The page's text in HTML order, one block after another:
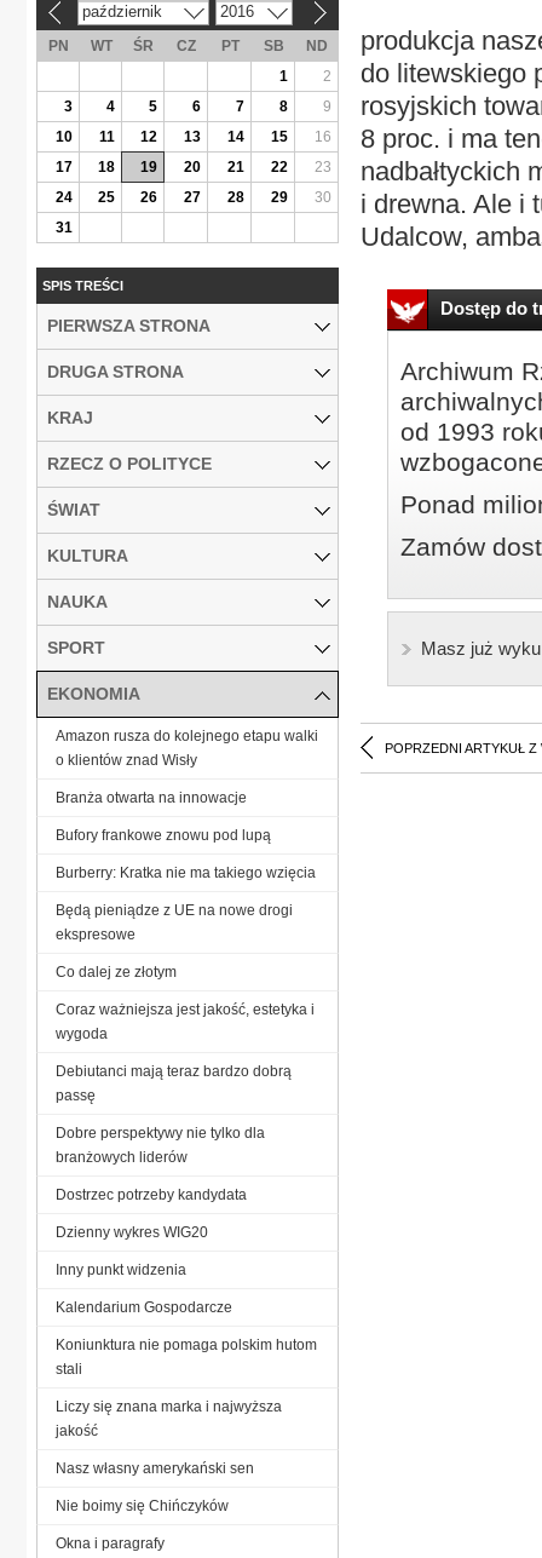
produkcja
do litewskiego
rosyjskich
8 proc. i ma
nadbałtyckich
i drewna. Ale i
Udalcow,
Dostęp do
Archiwum
od 1993
Ponad
Zamów
Masz już
POPRZEDNI ARTYKUŁ Z
październik 2016
PN WT ŚR CZ PT SB
ND
1
2
3
4 5 6 7 8
9
10
11 12 13 14 15
16
17
18 19 20 21 22
23
24
25 26 27 28 29
30
31
SPIS TREŚCI
PIERWSZA STRONA
DRUGA STRONA
KRAJ
RZECZ O POLITYCE
ŚWIAT
KULTURA
NAUKA
SPORT
EKONOMIA
Amazon rusza do kolejnego etapu walki
o klientów znad Wisły
Branża otwarta na innowacje
Bufory frankowe znowu pod lupą
Burberry: Kratka nie ma takiego wzięcia
Będą pieniądze z UE na nowe drogi
ekspresowe
Co dalej ze złotym
Coraz ważniejsza jest jakość, estetyka i
wygoda
Debiutanci mają teraz bardzo dobrą
passę
Dobre perspektywy nie tylko dla
branżowych liderów
Dostrzec potrzeby kandydata
Dzienny wykres WIG20
Inny punkt widzenia
Kalendarium Gospodarcze
Koniunktura nie pomaga polskim hutom
stali
Liczy się znana marka i najwyższa
jakość
Nasz własny amerykański sen
Nie boimy się Chińczyków
Okna i paragrafy